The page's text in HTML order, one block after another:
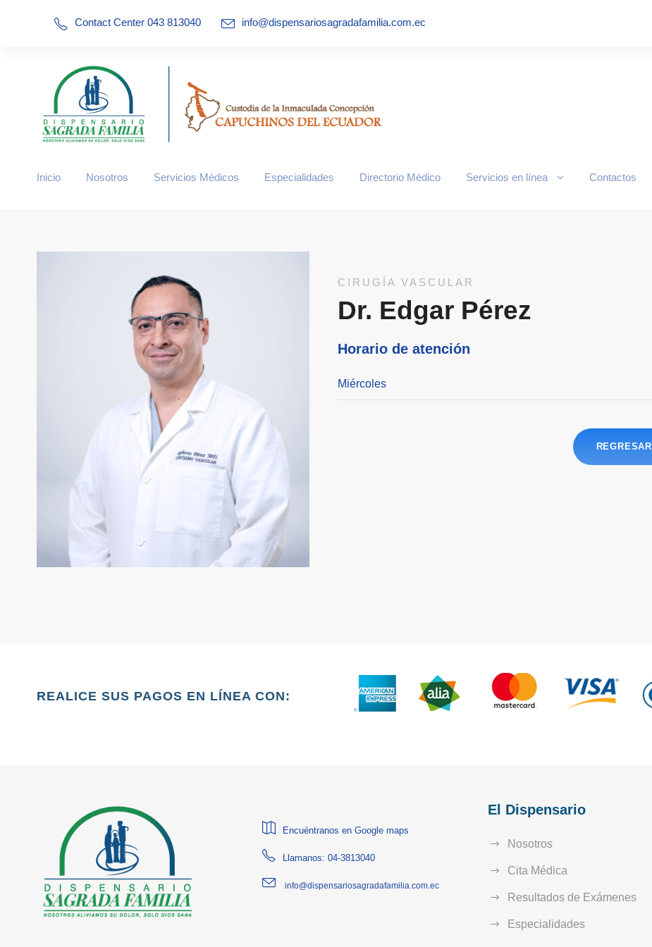
Contact Center 043 813040 info@dispensariosagradafamilia.com.ec
Inicio Nosotros Servicios Médicos Especialidades Directorio Médico Servicios en línea Contactos
CIRUGÍA VASCULAR
Dr. Edgar Pérez
Horario de atención
Miércoles
REGRESAR
REALICE SUS PAGOS EN LÍNEA CON:
site/uploads/dispensario-medico-en-guayaquil/pagos-con-tarjeta.jpg
Encuéntranos en Google maps
Llamanos: 04-3813040
info@dispensariosagradafamilia.com.ec
El Dispensario
Nosotros
Cita Médica
Resultados de Exámenes
Especialidades